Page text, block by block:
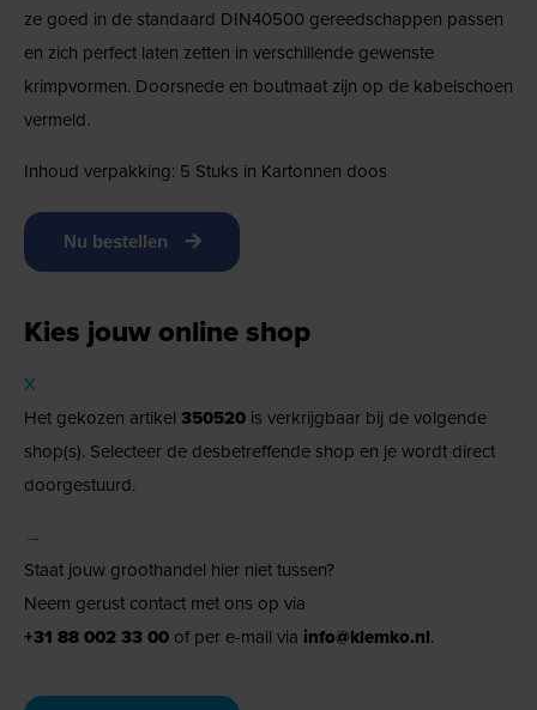
ze goed in de standaard DIN40500 gereedschappen passen
en zich perfect laten zetten in verschillende gewenste
krimpvormen. Doorsnede en boutmaat zijn op de kabelschoen
vermeld.
Inhoud verpakking: 5 Stuks in Kartonnen doos
Nu bestellen
Kies jouw online shop
X
Het gekozen artikel 350520 is verkrijgbaar bij de volgende
shop(s). Selecteer de desbetreffende shop en je wordt direct
doorgestuurd.
→
Staat jouw groothandel hier niet tussen?
Neem gerust contact met ons op via
+31 88 002 33 00 of per e-mail via info@klemko.nl.